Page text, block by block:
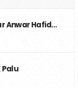
Anwar Hafid…
Palu